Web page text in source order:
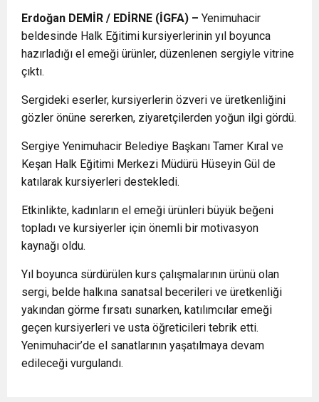
Erdoğan DEMİR / EDİRNE (İGFA) – Yenimuhacir
beldesinde Halk Eğitimi kursiyerlerinin yıl boyunca
hazırladığı el emeği ürünler, düzenlenen sergiyle vitrine
çıktı.
Sergideki eserler, kursiyerlerin özveri ve üretkenliğini
gözler önüne sererken, ziyaretçilerden yoğun ilgi gördü.
Sergiye Yenimuhacir Belediye Başkanı Tamer Kıral ve
Keşan Halk Eğitimi Merkezi Müdürü Hüseyin Gül de
katılarak kursiyerleri destekledi.
Etkinlikte, kadınların el emeği ürünleri büyük beğeni
topladı ve kursiyerler için önemli bir motivasyon
kaynağı oldu.
Yıl boyunca sürdürülen kurs çalışmalarının ürünü olan
sergi, belde halkına sanatsal becerileri ve üretkenliği
yakından görme fırsatı sunarken, katılımcılar emeği
geçen kursiyerleri ve usta öğreticileri tebrik etti.
Yenimuhacir’de el sanatlarının yaşatılmaya devam
edileceği vurgulandı.